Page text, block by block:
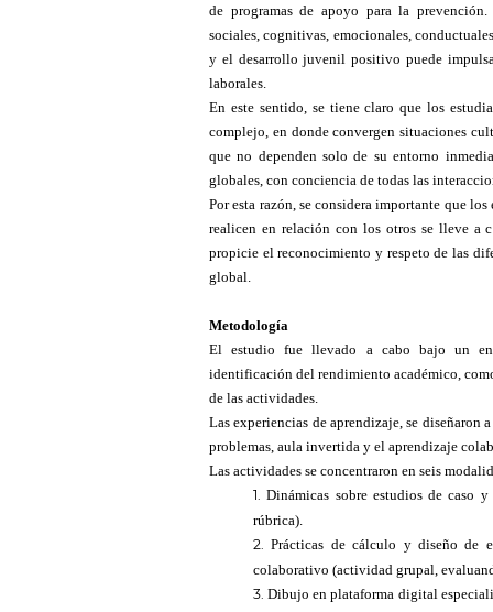
de programas de apoyo para la
sociales, cognitivas, emocionales,
y el desarrollo juvenil positivo puede
laborales.
En este sentido, se tiene claro que los
complejo, en donde convergen situaciones
que no dependen solo de su entorno
globales, con conciencia de todas las
Por esta razón, se considera importante que
realicen en relación con los otros se lleve a
propicie el reconocimiento y respeto de las
global.
Metodología
El estudio fue llevado a cabo bajo un
identificación del rendimiento académico,
de las actividades.
Las experiencias de aprendizaje, se diseñaron
problemas, aula invertida y el aprendizaje
Las actividades se concentraron en seis
Dinámicas sobre estudios de caso
rúbrica).
Prácticas de cálculo y diseño de
colaborativo (actividad grupal,
Dibujo en plataforma digital